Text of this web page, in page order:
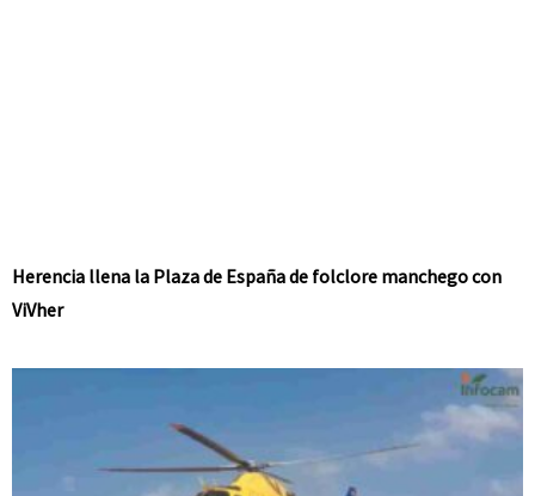
Herencia llena la Plaza de España de folclore manchego con
ViVher